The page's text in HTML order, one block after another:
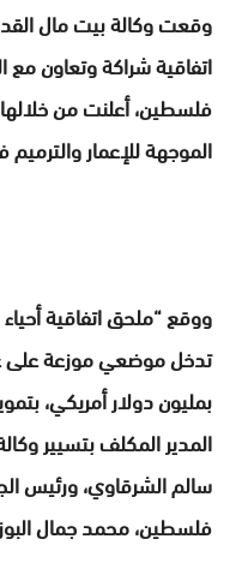
وقعت وكالة بيت مال
اتفاقية شراكة وتعاون مع
فلسطين، أعلنت من
الموجهة للإعمار
تدخل موضعي موزعة على
بمليون دولار أمريكي،
المدير المكلف بتسيير
سالم الشرقاوي، ورئيس
فلسطين، محمد جمال